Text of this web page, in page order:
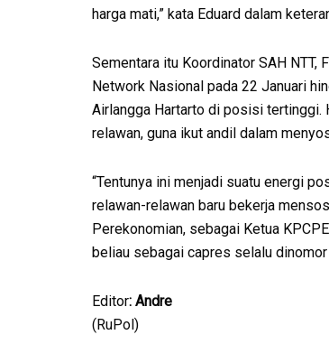
harga mati,” kata Eduard dalam
Sementara itu Koordinator SAH NTT,
Network Nasional pada 22 Januari
Airlangga Hartarto di posisi tertinggi.
relawan, guna ikut andil dalam
“Tentunya ini menjadi suatu energi
relawan-relawan baru bekerja
Perekonomian, sebagai Ketua
beliau sebagai capres selalu dinomor
Editor: Andre
(RuPol)